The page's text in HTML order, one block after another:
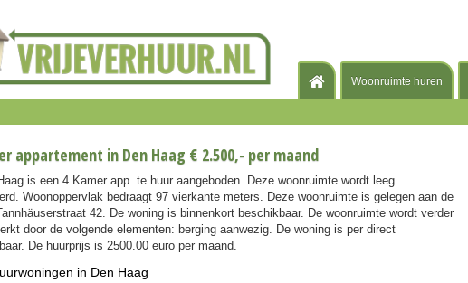
Woonruimte huren
appartement in Den Haag € 2.500,- per maand
is een 4 Kamer app. te huur aangeboden. Deze woonruimte wordt leeg
Woonoppervlak bedraagt 97 vierkante meters. Deze woonruimte is gelegen aan de
42. De woning is binnenkort beschikbaar. De woonruimte wordt verder
door de volgende elementen: berging aanwezig. De woning is per direct
De huurprijs is 2500.00 euro per maand.
in Den Haag